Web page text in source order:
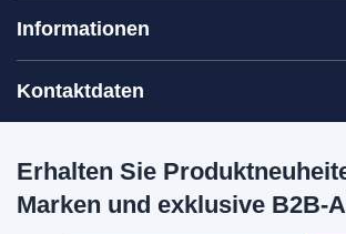
Informationen
Kontaktdaten
Erhalten Sie
Marken und exklusive B2B-